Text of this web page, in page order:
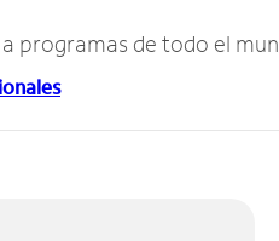
programas de todo el